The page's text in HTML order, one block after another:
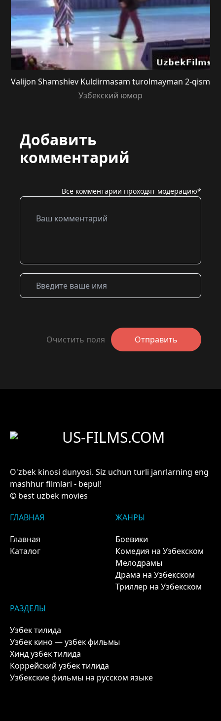
Valijon Shamshiev Kuldirmasam turolmayman 2-qism
Узбекский юмор
Добавить
комментарий
Все комментарии проходят модерацию*
Очистить поля Отправить
US-FILMS.COM
O'zbek kinosi dunyosi. Siz uchun turli janrlarning eng
mashhur filmlari - bepul!
© best uzbek movies
ГЛАВНАЯ
Главная
Каталог
ЖАНРЫ
Боевики
Комедия на Узбекском
Мелодрамы
Драма на Узбекском
Триллер на Узбекском
РАЗДЕЛЫ
Узбек тилида
Узбек кино — узбек фильмы
Хинд узбек тилида
Коррейский узбек тилида
Узбекские фильмы на русском языке